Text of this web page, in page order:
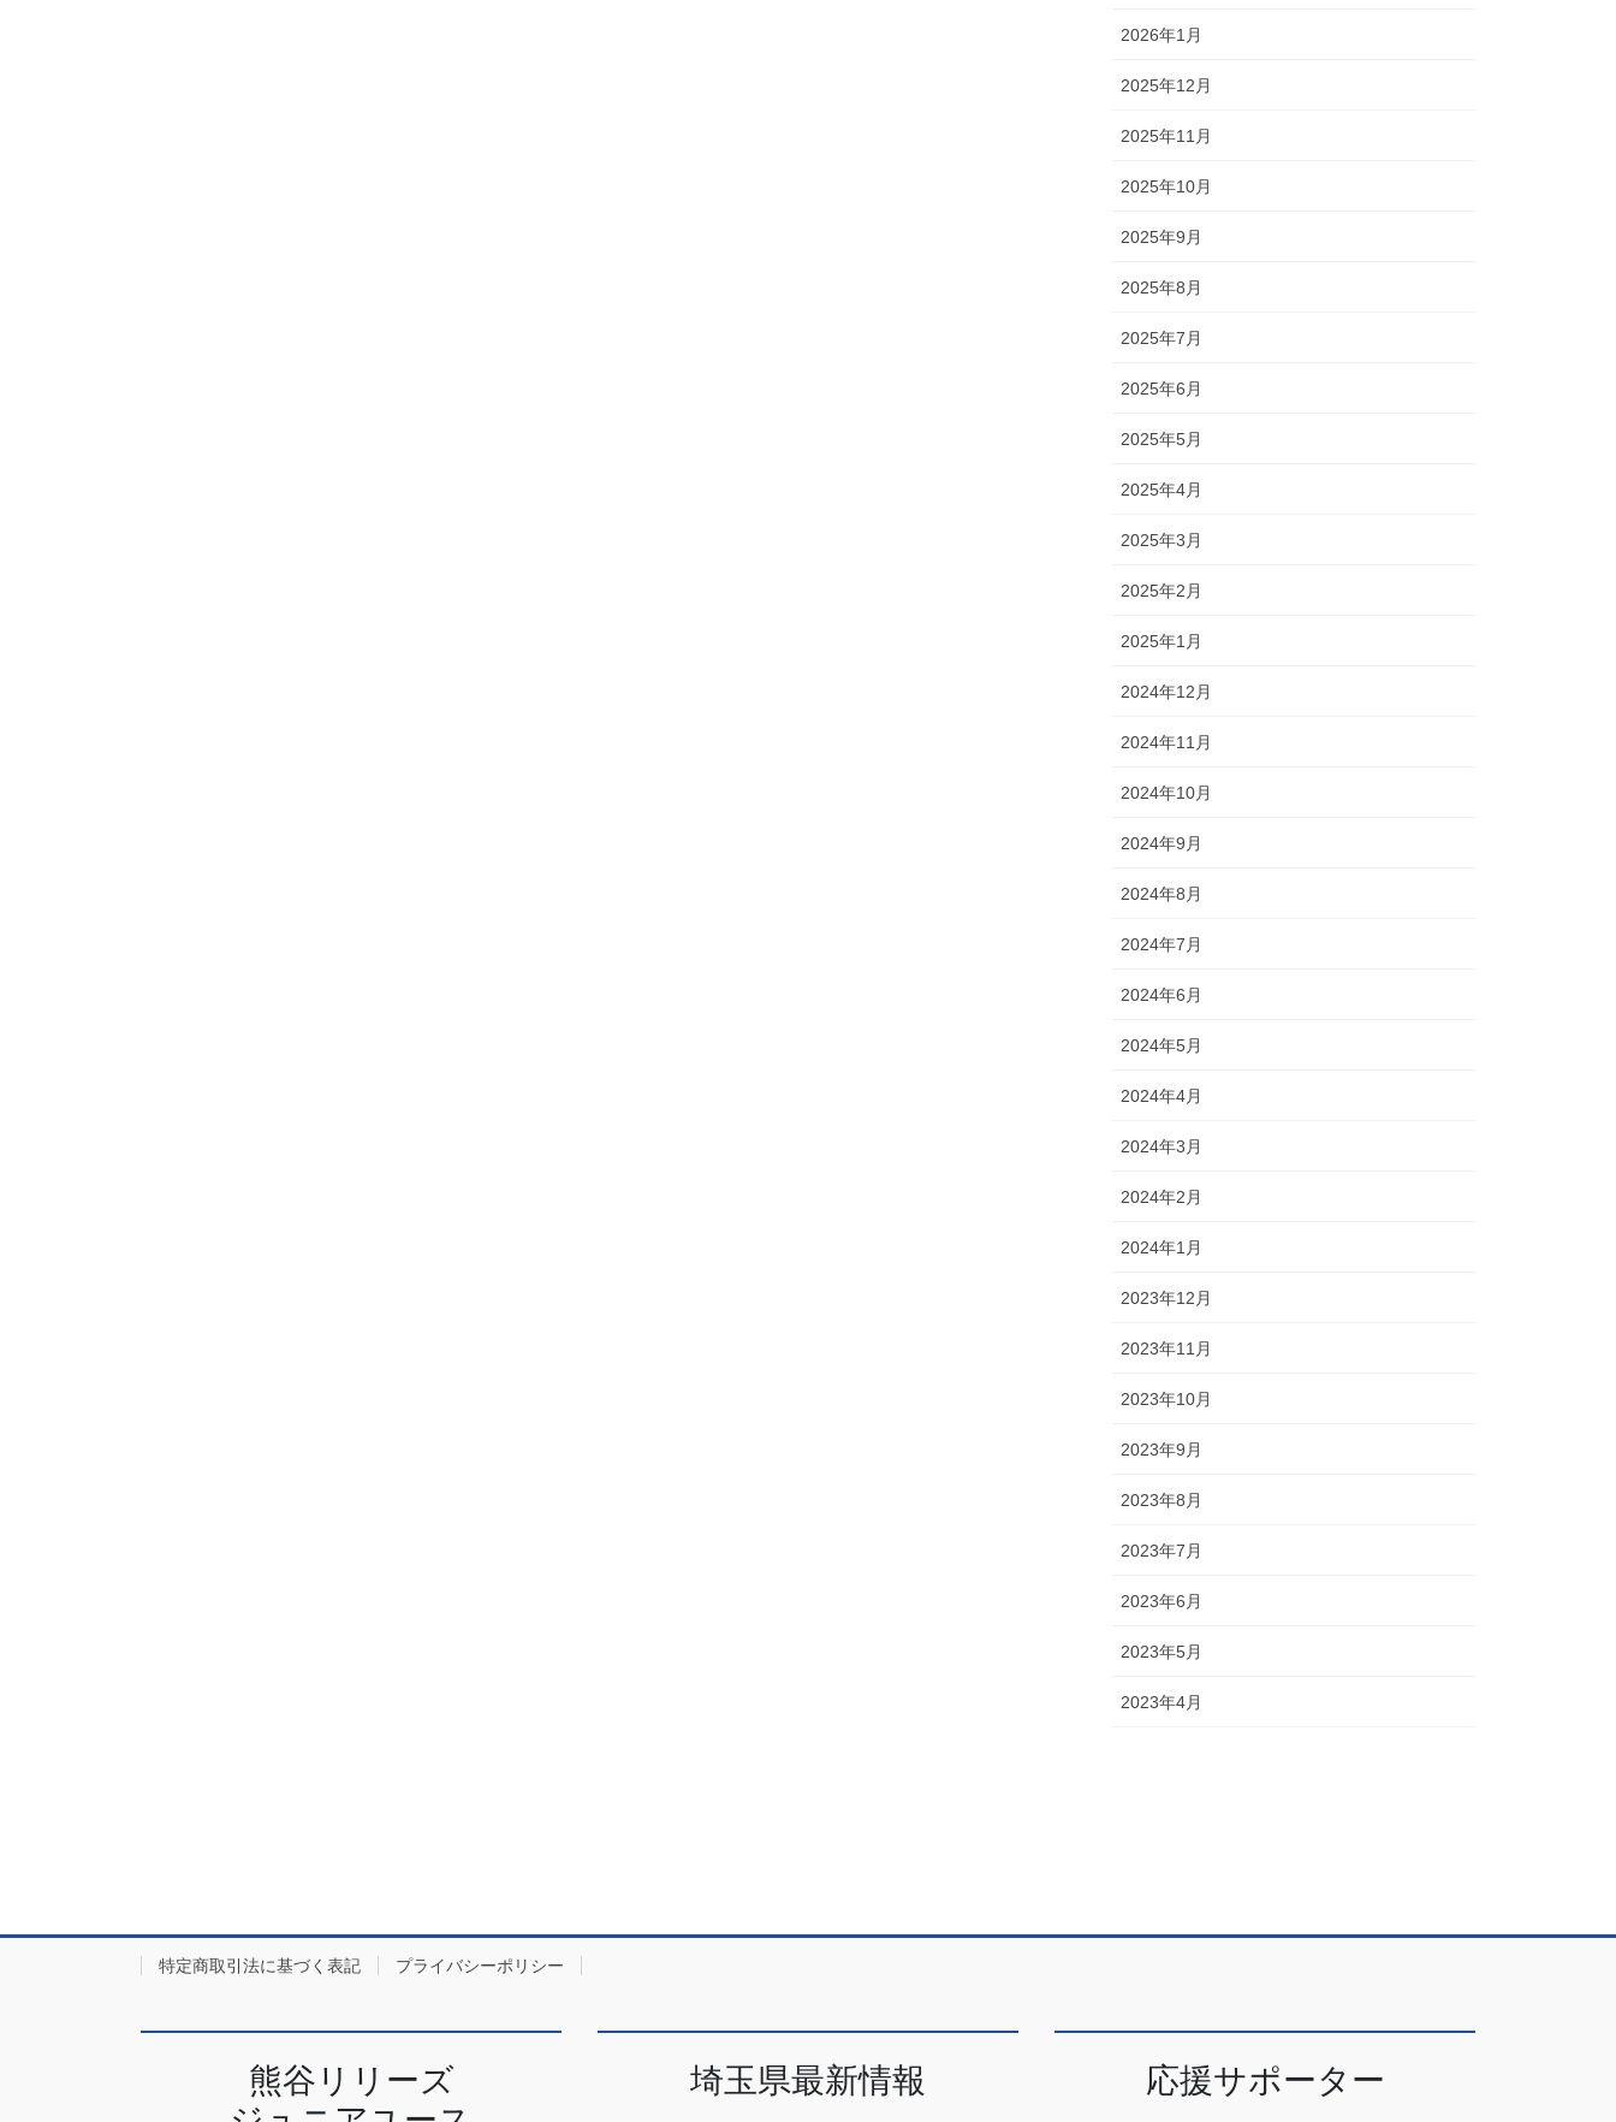
2026年1月
2025年12月
2025年11月
2025年10月
2025年9月
2025年8月
2025年7月
2025年6月
2025年5月
2025年4月
2025年3月
2025年2月
2025年1月
2024年12月
2024年11月
2024年10月
2024年9月
2024年8月
2024年7月
2024年6月
2024年5月
2024年4月
2024年3月
2024年2月
2024年1月
2023年12月
2023年11月
2023年10月
2023年9月
2023年8月
2023年7月
2023年6月
2023年5月
2023年4月
特定商取引法に基づく表記 プライバシーポリシー
熊谷リリーズ
埼玉県最新情報 応援サポーター